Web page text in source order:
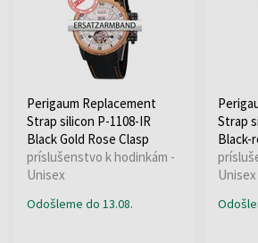
Perigaum Replacement
Strap silicon P-1108-IR
Black Gold Rose Clasp
príslušenstvo k hodinkám -
Unisex
Odošleme do 13.08.
Strap
Black-
Unisex